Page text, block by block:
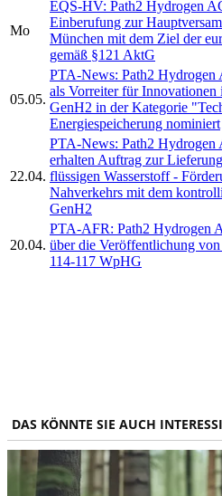
Mo
EQS-HV: Path2 Hydrogen
Einberufung zur
München mit dem Ziel der
gemäß §121 AktG
05.05.
PTA-News: Path2 Hydrogen
als Vorreiter für Innovationen
GenH2 in der Kategorie
Energiespeicherung nominiert
22.04.
PTA-News: Path2
erhalten Auftrag zur
flüssigen Wasserstoff -
Nahverkehrs mit dem
GenH2
20.04.
PTA-AFR: Path2 Hydrogen
über die Veröffentlichung
114-117 WpHG